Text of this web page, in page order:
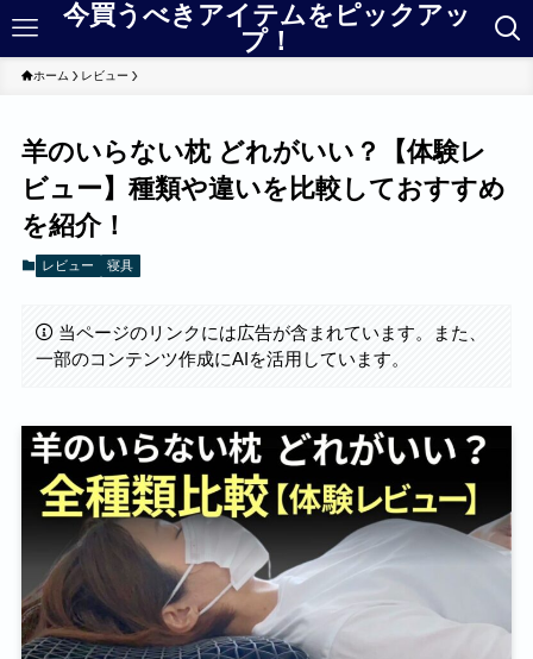
今買うべきアイテムをピックアッ
プ！
ホーム レビュー
羊のいらない枕 どれがいい？【体験レ
ビュー】種類や違いを比較しておすすめ
を紹介！
レビュー 寝具
当ページのリンクには広告が含まれています。また、
一部のコンテンツ作成にAIを活用しています。